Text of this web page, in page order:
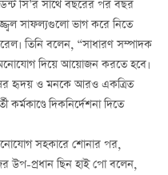
সি’র সাথে বছরের পর বছর
সাফল্যগুলো ভাগ করে নিতে
তিনি বলেন, “সাধারণ সম্পাদক
মনোযোগ দিয়ে আয়োজন করতে হবে।
হৃদয় ও মনকে আরও একত্রিত
দিকনির্দেশনা দিতে
সহকারে শোনার পর,
উপ-প্রধান ছিন হাই পো বলেন,